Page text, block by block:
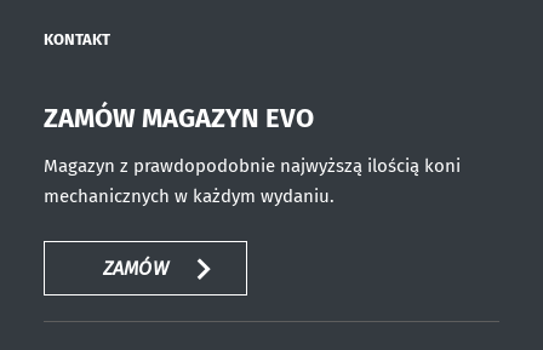
KONTAKT
ZAMÓW MAGAZYN EVO
Magazyn z prawdopodobnie najwyższą ilością koni
mechanicznych w każdym wydaniu.
ZAMÓW